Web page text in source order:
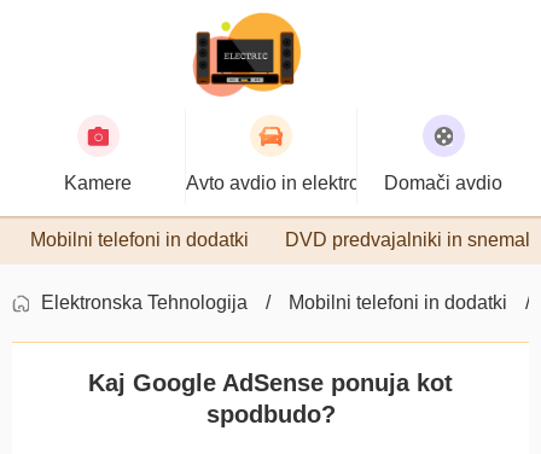
Kamere Avto avdio in elektronikaDomači avdio
Mobilni telefoni in dodatki DVD predvajalniki in
Elektronska Tehnologija Mobilni telefoni in dodatki
Kaj Google AdSense ponuja kot
spodbudo?